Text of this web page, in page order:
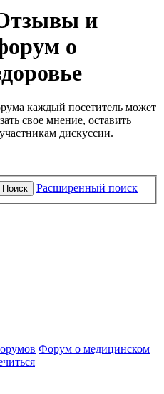
и
о
каждый посетитель может
свое мнение, оставить
дискуссии.
Поиск Расширенный поиск
Форум о медицинском